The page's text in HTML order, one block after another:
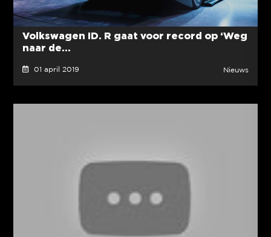
Volkswagen ID. R gaat voor record op ‘Weg
naar de...
01 april 2019 Nieuws